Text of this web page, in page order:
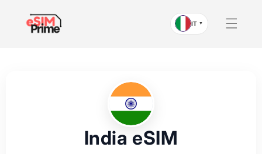
contenuto
IT ▼
India eSIM